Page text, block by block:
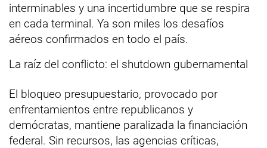
interminables y una incertidumbre que se respira
en cada terminal. Ya son miles los desafíos
aéreos confirmados en todo el país.
La raíz del conflicto: el shutdown gubernamental
El bloqueo presupuestario, provocado por
enfrentamientos entre republicanos y
demócratas, mantiene paralizada la financiación
federal. Sin recursos, las agencias críticas,